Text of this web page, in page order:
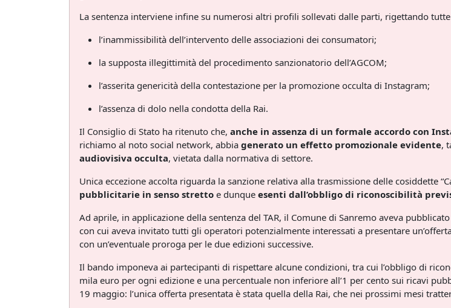
La sentenza interviene infine su numerosi altri profili sollevati dalle parti, rigettando
l’inammissibilità dell’intervento delle associazioni dei consumatori;
la supposta illegittimità del procedimento sanzionatorio dell’AGCOM;
l’asserita genericità della contestazione per la promozione occulta di Instagram;
l’assenza di dolo nella condotta della Rai.
Il Consiglio di Stato ha ritenuto che, anche in assenza di un formale accordo con
richiamo al noto social network, abbia generato un effetto promozionale evidente,
audiovisiva occulta, vietata dalla normativa di settore.
Unica eccezione accolta riguarda la sanzione relativa alla trasmissione delle cosiddette
pubblicitarie in senso stretto e dunque esenti dall’obbligo di riconoscibilità
Ad aprile, in applicazione della sentenza del TAR, il Comune di Sanremo aveva
con cui aveva invitato tutti gli operatori potenzialmente interessati a presentare
con un’eventuale proroga per le due edizioni successive.
Il bando imponeva ai partecipanti di rispettare alcune condizioni, tra cui l’obbligo di
mila euro per ogni edizione e una percentuale non inferiore all’1 per cento sui ricavi
19 maggio: l’unica offerta presentata è stata quella della Rai, che nei prossimi mesi